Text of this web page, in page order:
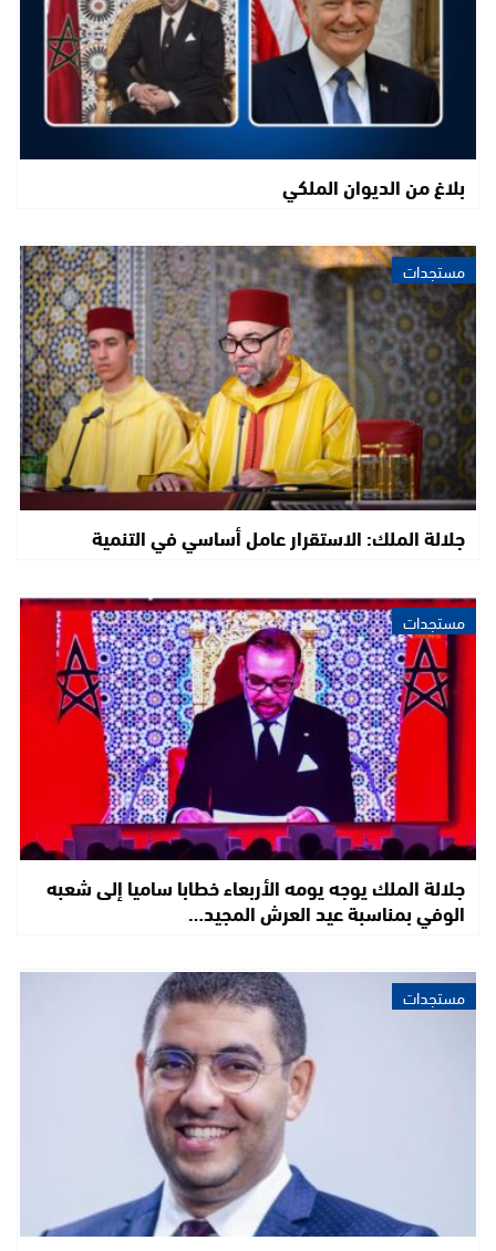
بلاغ من الديوان الملكي
مستجدات
جلالة الملك: الاستقرار عامل أساسي في التنمية
مستجدات
جلالة الملك يوجه يومه الأربعاء خطابا ساميا إلى شعبه
الوفي بمناسبة عيد العرش المجيد…
مستجدات